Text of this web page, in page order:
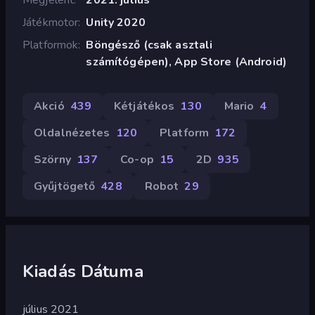
Játékmotor Unity 2020
Platformok Böngésző (csak asztali
számítógépen), App Store (Android)
Akció 439 Kétjátékos 130 Mario 4
Oldalnézetes 120 Platform 172
Szörny 137 Co-op 15 2D 935
Gyűjtögető 428 Robot 29
Kiadás Dátuma
július 2021